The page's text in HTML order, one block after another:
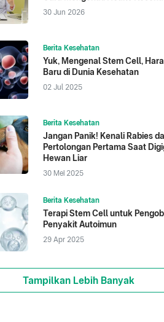
30 Jun 2026
Berita Kesehatan
Yuk, Mengenal Stem Cell,
Baru di Dunia Kesehatan
02 Jul 2025
Berita Kesehatan
Jangan Panik! Kenali Rabies
Pertolongan Pertama Saat
Hewan Liar
30 Mei 2025
Berita Kesehatan
Terapi Stem Cell untuk
Penyakit Autoimun
29 Apr 2025
Tampilkan Lebih Banyak